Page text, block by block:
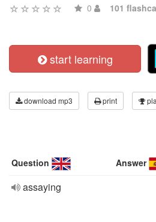
0 101
start learning
download mp3 print
Question Answer
assaying